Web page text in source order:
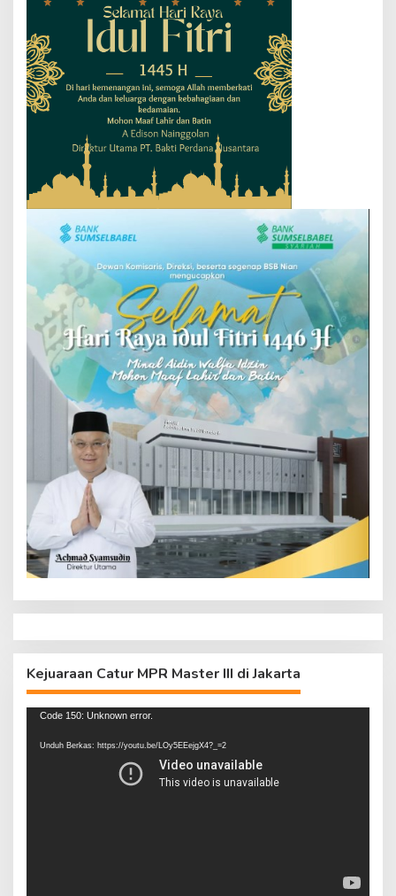
Kejuaraan Catur MPR Master III di Jakarta
Pemutar
Code 150: Unknown error.
Unduh Berkas: https://youtu.be/LOy5EEejgX4?_=2